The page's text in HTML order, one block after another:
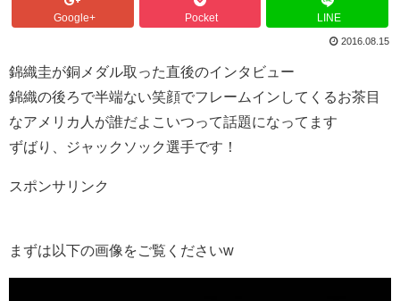
Google+ Pocket LINE
2016.08.15
錦織圭が銅メダル取った直後のインタビュー
錦織の後ろで半端ない笑顔でフレームインしてくるお茶目
なアメリカ人が誰だよこいつって話題になってます
ずばり、ジャックソック選手です！
スポンサリンク
まずは以下の画像をご覧くださいw